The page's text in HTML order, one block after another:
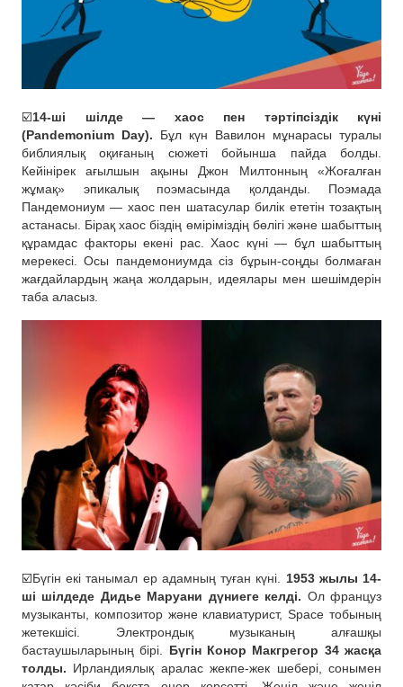
☑️14-ші шілде — хаос пен тәртіпсіздік күні
(Pandemonium Day). Бұл күн Вавилон мұнарасы туралы
библиялық оқиғаның сюжеті бойынша пайда болды.
Кейінірек ағылшын ақыны Джон Милтонның «Жоғалған
жұмақ» эпикалық поэмасында қолданды. Поэмада
Пандемониум — хаос пен шатасулар билік ететін тозақтың
астанасы. Бірақ хаос біздің өміріміздің бөлігі және шабыттың
құрамдас факторы екені рас. Хаос күні — бұл шабыттың
мерекесі. Осы пандемониумда сіз бұрын-соңды болмаған
жағдайлардың жаңа жолдарын, идеялары мен шешімдерін
таба аласыз.
☑️Бүгін екі танымал ер адамның туған күні. 1953 жылы 14-
ші шілдеде Дидье Маруани дүниеге келді. Ол француз
музыканты, композитор және клавиатурист, Space тобының
жетекшісі. Электрондық музыканың алғашқы
бастаушыларының бірі. Бүгін Конор Макгрегор 34 жасқа
толды. Ирландиялық аралас жекпе-жек шебері, сонымен